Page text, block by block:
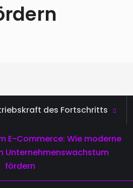
des Fortschritts
E-Commerce: Wie moderne
Unternehmenswachstum
fördern